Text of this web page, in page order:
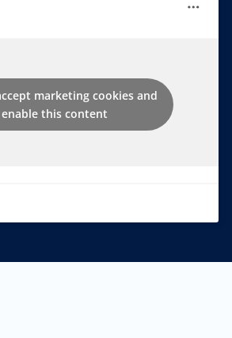
marketing cookies and
enable this content